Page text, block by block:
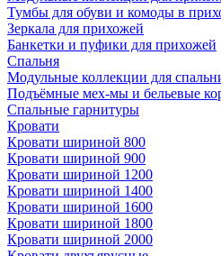
Тумбы для обуви и комоды в
Зеркала для прихожей
Банкетки и пуфики для прихожей
Спальня
Модульные коллекции для
Подъёмные мех-мы и бельевые
Спальные гарнитуры
Кровати
Кровати шириной 800
Кровати шириной 900
Кровати шириной 1200
Кровати шириной 1400
Кровати шириной 1600
Кровати шириной 1800
Кровати шириной 2000